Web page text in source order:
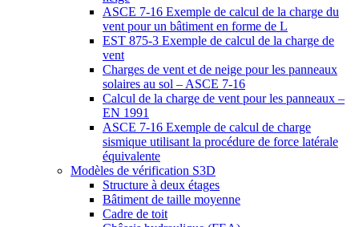
ASCE 7-16 Exemple de calcul de la charge du
vent pour un bâtiment en forme de L
EST 875-3 Exemple de calcul de la charge de
vent
Charges de vent et de neige pour les panneaux
solaires au sol – ASCE 7-16
Calcul de la charge de vent pour les panneaux –
EN 1991
ASCE 7-16 Exemple de calcul de charge
sismique utilisant la procédure de force latérale
équivalente
Modèles de vérification S3D
Structure à deux étages
Bâtiment de taille moyenne
Cadre de toit